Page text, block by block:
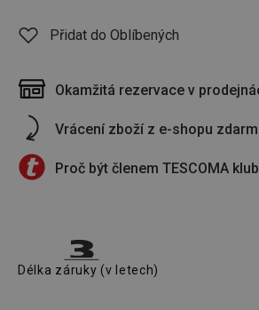
Přidat do Oblíbených
Okamžitá rezervace v
Vrácení zboží z e-shopu
Proč být členem TESCOMA
Délka záruky (v letech)